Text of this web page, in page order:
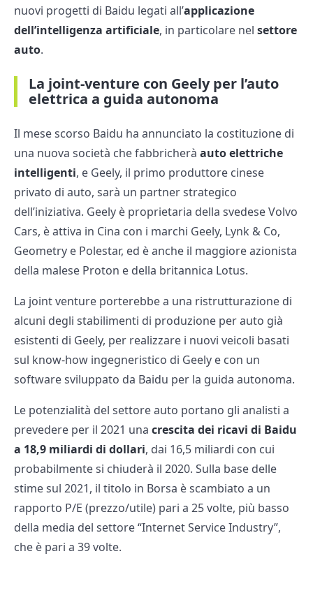
nuovi progetti di Baidu legati all’applicazione
dell’intelligenza artificiale, in particolare nel settore
auto.
La joint-venture con Geely per l’auto
elettrica a guida autonoma
Il mese scorso Baidu ha annunciato la costituzione di
una nuova società che fabbricherà auto elettriche
intelligenti, e Geely, il primo produttore cinese
privato di auto, sarà un partner strategico
dell’iniziativa. Geely è proprietaria della svedese Volvo
Cars, è attiva in Cina con i marchi Geely, Lynk & Co,
Geometry e Polestar, ed è anche il maggiore azionista
della malese Proton e della britannica Lotus.
La joint venture porterebbe a una ristrutturazione di
alcuni degli stabilimenti di produzione per auto già
esistenti di Geely, per realizzare i nuovi veicoli basati
sul know-how ingegneristico di Geely e con un
software sviluppato da Baidu per la guida autonoma.
Le potenzialità del settore auto portano gli analisti a
prevedere per il 2021 una crescita dei ricavi di Baidu
a 18,9 miliardi di dollari, dai 16,5 miliardi con cui
probabilmente si chiuderà il 2020. Sulla base delle
stime sul 2021, il titolo in Borsa è scambiato a un
rapporto P/E (prezzo/utile) pari a 25 volte, più basso
della media del settore “Internet Service Industry”,
che è pari a 39 volte.